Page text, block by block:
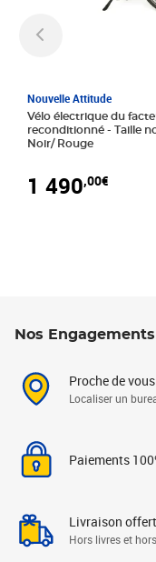
Nouvelle Attitude
Vélo électrique du
reconditionné - Taille normale -
Noir/ Rouge
1 490,00€
Nos Engagements
Proche de vous
Localiser un
Paiements
Livraison
Hors livres et